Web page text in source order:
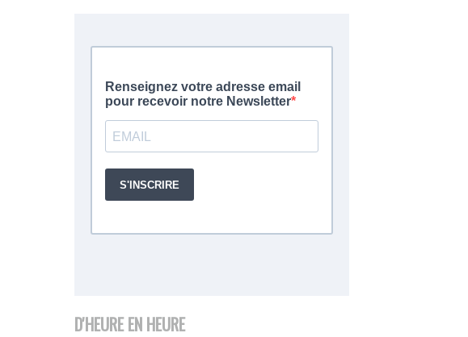
D'HEURE EN HEURE